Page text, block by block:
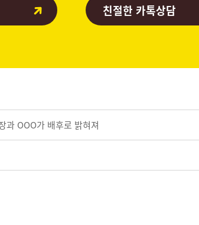
친절한 카톡상담
과 OOO가 배후로 밝혀져